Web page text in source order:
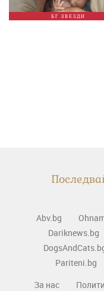
БГ ЗВЕЗДИ
Abv.bg
Dariknews.bg
Pariteni.bg
За нас